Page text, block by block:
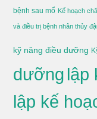
bệnh sau mổ Kế hoạch
và điều trị bệnh nhân thủy
kỹ năng điều dưỡng
dưỡng lập
lập kế